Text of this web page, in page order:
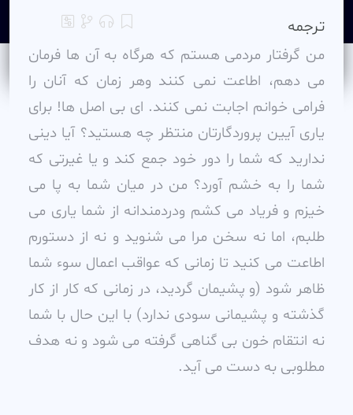
ترجمه
من گرفتار مردمى هستم که هرگاه به آن ها فرمان
مى دهم، اطاعت نمى کنند وهر زمان که آنان را
فرامى خوانم اجابت نمى کنند. اى بى اصل ها! براى
يارى آيين پروردگارتان منتظر چه هستيد؟ آيا دينى
نداريد که شما را دور خود جمع کند و يا غيرتى که
شما را به خشم آورد؟ من در ميان شما به پا مى
خيزم و فرياد مى کشم ودردمندانه از شما يارى مى
طلبم، اما نه سخن مرا مى شنويد و نه از دستورم
اطاعت مى کنيد تا زمانى که عواقب اعمال سوء شما
ظاهر شود (و پشيمان گرديد، در زمانى که کار از کار
گذشته و پشيمانى سودى ندارد) با اين حال با شما
نه انتقام خون بى گناهى گرفته مى شود و نه هدف
مطلوبى به دست مى آيد.